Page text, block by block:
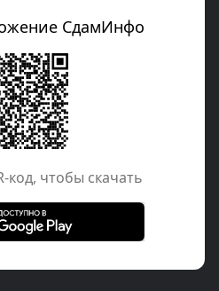
СдамИнфо
код, чтобы скачать